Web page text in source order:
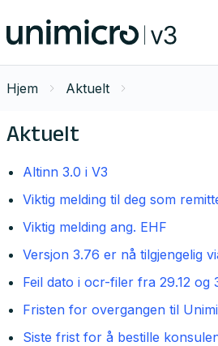
Hjem Aktuelt
Aktuelt
Altinn 3.0 i V3
Viktig melding til deg som
Viktig melding ang. EHF
Versjon 3.76 er nå tilgjengelig
Feil dato i ocr-filer fra 29.12 og
Fristen for overgangen til
Siste frist for å bestille